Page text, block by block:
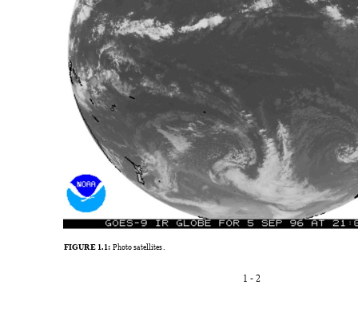
1 - 2
FIGURE 1.1: Photo satellites.